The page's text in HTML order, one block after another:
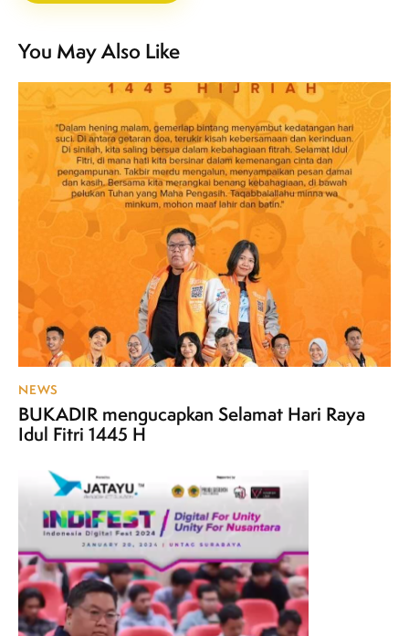
You May Also Like
NEWS
BUKADIR mengucapkan Selamat Hari Raya
Idul Fitri 1445 H